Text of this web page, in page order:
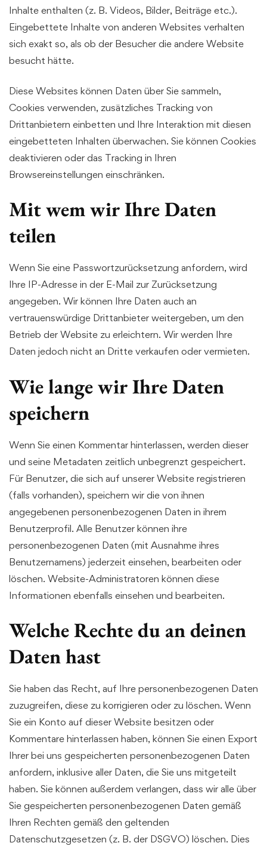
Inhalte enthalten (z. B. Videos, Bilder, Beiträge etc.).
Eingebettete Inhalte von anderen Websites verhalten
sich exakt so, als ob der Besucher die andere Website
besucht hätte.
Diese Websites können Daten über Sie sammeln,
Cookies verwenden, zusätzliches Tracking von
Drittanbietern einbetten und Ihre Interaktion mit diesen
eingebetteten Inhalten überwachen. Sie können Cookies
deaktivieren oder das Tracking in Ihren
Browsereinstellungen einschränken.
Mit wem wir Ihre Daten
teilen
Wenn Sie eine Passwortzurücksetzung anfordern, wird
Ihre IP-Adresse in der E-Mail zur Zurücksetzung
angegeben. Wir können Ihre Daten auch an
vertrauenswürdige Drittanbieter weitergeben, um den
Betrieb der Website zu erleichtern. Wir werden Ihre
Daten jedoch nicht an Dritte verkaufen oder vermieten.
Wie lange wir Ihre Daten
speichern
Wenn Sie einen Kommentar hinterlassen, werden dieser
und seine Metadaten zeitlich unbegrenzt gespeichert.
Für Benutzer, die sich auf unserer Website registrieren
(falls vorhanden), speichern wir die von ihnen
angegebenen personenbezogenen Daten in ihrem
Benutzerprofil. Alle Benutzer können ihre
personenbezogenen Daten (mit Ausnahme ihres
Benutzernamens) jederzeit einsehen, bearbeiten oder
löschen. Website-Administratoren können diese
Informationen ebenfalls einsehen und bearbeiten.
Welche Rechte du an deinen
Daten hast
Sie haben das Recht, auf Ihre personenbezogenen Daten
zuzugreifen, diese zu korrigieren oder zu löschen. Wenn
Sie ein Konto auf dieser Website besitzen oder
Kommentare hinterlassen haben, können Sie einen Export
Ihrer bei uns gespeicherten personenbezogenen Daten
anfordern, inklusive aller Daten, die Sie uns mitgeteilt
haben. Sie können außerdem verlangen, dass wir alle über
Sie gespeicherten personenbezogenen Daten gemäß
Ihren Rechten gemäß den geltenden
Datenschutzgesetzen (z. B. der DSGVO) löschen. Dies